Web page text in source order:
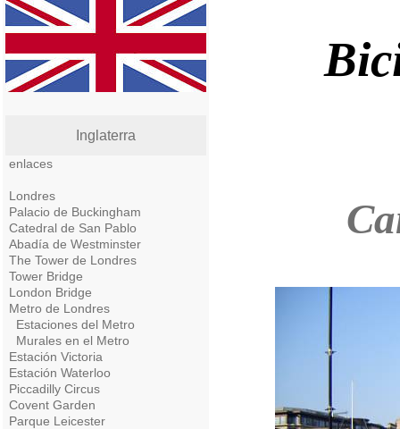
Inglaterra
enlaces
Londres
Palacio de Buckingham
Catedral de San Pablo
Abadía de Westminster
The Tower de Londres
Tower Bridge
London Bridge
Metro de Londres
Estaciones del Metro
Murales en el Metro
Estación Victoria
Estación Waterloo
Piccadilly Circus
Covent Garden
Parque Leicester